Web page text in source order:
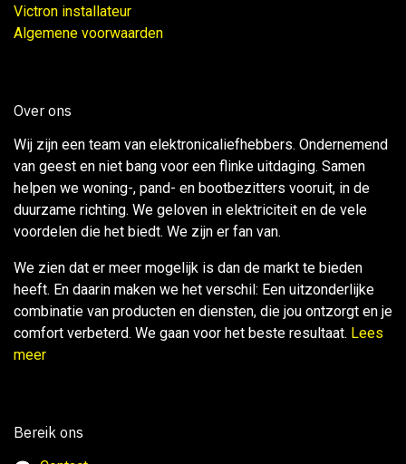
Victron installateur
Algemene voorwaarden
Over ons
Wij zijn een team van elektronicaliefhebbers. Ondernemend
van geest en niet bang voor een flinke uitdaging. Samen
helpen we woning-, pand- en bootbezitters vooruit, in de
duurzame richting. We geloven in elektriciteit en de vele
voordelen die het biedt. We zijn er fan van.
We zien dat er meer mogelijk is dan de markt te bieden
heeft. En daarin maken we het verschil: Een uitzonderlijke
combinatie van producten en diensten, die jou ontzorgt en je
comfort verbeterd. We gaan voor het beste resultaat. Lees
meer
Bereik ons